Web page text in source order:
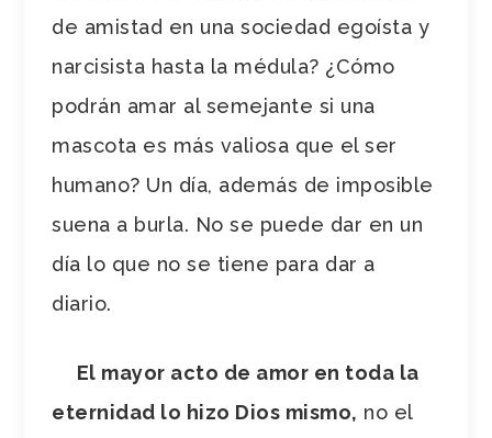
de amistad en una sociedad egoísta y
narcisista hasta la médula? ¿Cómo
podrán amar al semejante si una
mascota es más valiosa que el ser
humano? Un día, además de imposible
suena a burla. No se puede dar en un
día lo que no se tiene para dar a
diario.
El mayor acto de amor en toda la
eternidad lo hizo Dios mismo, no el